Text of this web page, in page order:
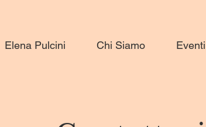
Elena Pulcini Chi Siamo Eventi